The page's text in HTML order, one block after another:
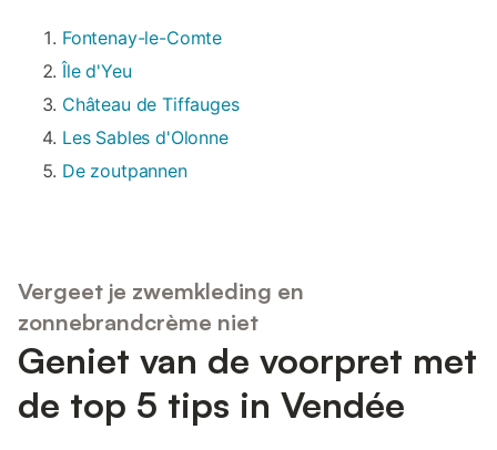
Fontenay-le-Comte
Île d'Yeu
Château de Tiffauges
Les Sables d'Olonne
De zoutpannen
Vergeet je zwemkleding en
zonnebrandcrème niet
Geniet van de voorpret met
de top 5 tips in Vendée